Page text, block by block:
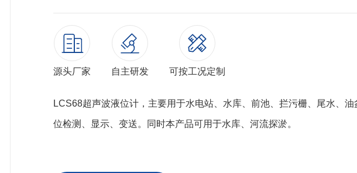
源头厂家 自主研发 可按工况定制
LCS68超声波液位计，主要用于水电站、水库、前池、拦污栅、尾水、
位检测、显示、变送。同时本产品可用于水库、河流探淤。